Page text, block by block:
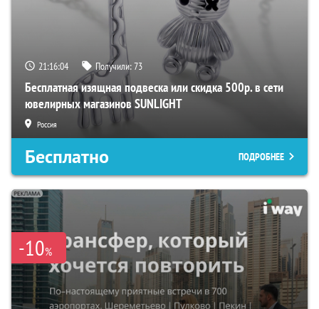
21:16:04 Получили:73
Бесплатная изящная подвеска или скидка 500р. в сети
ювелирных магазинов SUNLIGHT
Россия
Бесплатно ПОДРОБНЕЕ
-10%